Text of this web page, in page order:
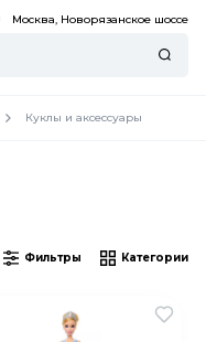
Москва, Новорязанское шоссе
Куклы и аксессуары
Фильтры Категории